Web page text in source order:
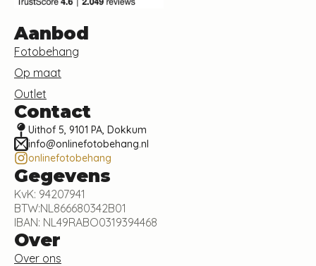
Aanbod
Fotobehang
Op maat
Outlet
Contact
Uithof 5, 9101 PA, Dokkum
info@onlinefotobehang.nl
onlinefotobehang
Gegevens
KvK: 94207941
BTW:NL866680342B01
IBAN: NL49RABO0319394468
Over
Over ons